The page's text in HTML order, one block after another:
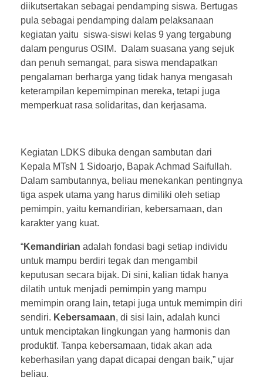
diikutsertakan sebagai pendamping siswa. Bertugas
pula sebagai pendamping dalam pelaksanaan
kegiatan yaitu siswa-siswi kelas 9 yang tergabung
dalam pengurus OSIM. Dalam suasana yang sejuk
dan penuh semangat, para siswa mendapatkan
pengalaman berharga yang tidak hanya mengasah
keterampilan kepemimpinan mereka, tetapi juga
memperkuat rasa solidaritas, dan kerjasama.
Kegiatan LDKS dibuka dengan sambutan dari
Kepala MTsN 1 Sidoarjo, Bapak Achmad Saifullah.
Dalam sambutannya, beliau menekankan pentingnya
tiga aspek utama yang harus dimiliki oleh setiap
pemimpin, yaitu kemandirian, kebersamaan, dan
karakter yang kuat.
“Kemandirian adalah fondasi bagi setiap individu
untuk mampu berdiri tegak dan mengambil
keputusan secara bijak. Di sini, kalian tidak hanya
dilatih untuk menjadi pemimpin yang mampu
memimpin orang lain, tetapi juga untuk memimpin diri
sendiri. Kebersamaan, di sisi lain, adalah kunci
untuk menciptakan lingkungan yang harmonis dan
produktif. Tanpa kebersamaan, tidak akan ada
keberhasilan yang dapat dicapai dengan baik,” ujar
beliau.